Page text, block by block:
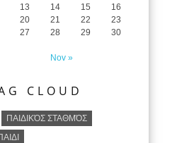
Nov »
13 14 15
16
20 21 22
23
27 28 29
30
CLOUD
ΠΑΙΔΙΚΌΣ ΣΤΑΘΜΌΣ